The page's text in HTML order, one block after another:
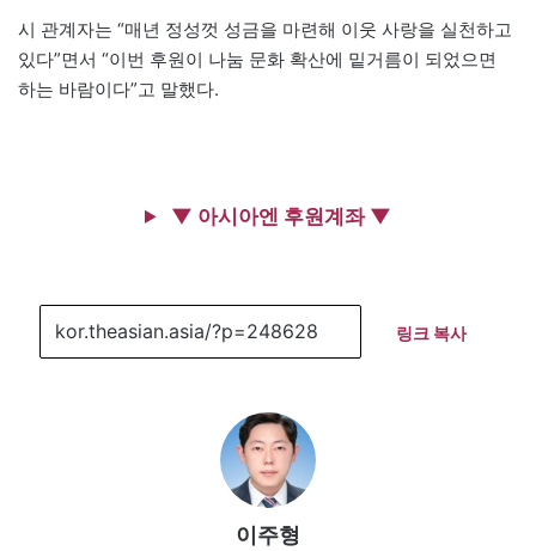
시 관계자는 “매년 정성껏 성금을 마련해 이웃 사랑을 실천하고
있다”면서 “이번 후원이 나눔 문화 확산에 밑거름이 되었으면
하는 바람이다”고 말했다.
▼ 아시아엔 후원계좌 ▼
링크 복사
이주형